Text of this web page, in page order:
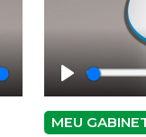
Play
MEU